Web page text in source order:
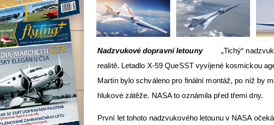
Nadzvukové dopravní letouny „Tichý“
realitě. Letadlo X-59 QueSST vyvíjené kosmickou
Martin bylo schváleno pro finální montáž, po níž by
hlukové zátěže. NASA to oznámila před třemi dny.
První let tohoto nadzvukového letounu v NASA